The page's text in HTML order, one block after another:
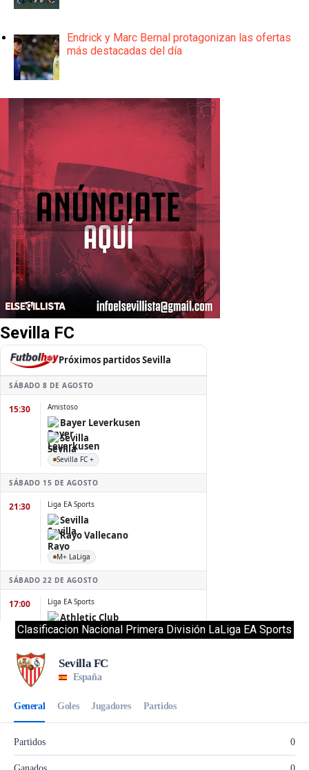
Endrick y Marc Bernal protagonizan las ofertas
más destacadas del día
Sevilla FC
Clasificacion Nacional Primera División LaLiga EA Sports